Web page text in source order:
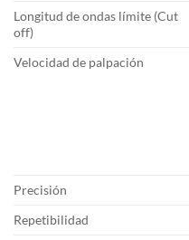
Longitud de ondas límite (Cut
off)
Velocidad de palpación
Precisión
Repetibilidad